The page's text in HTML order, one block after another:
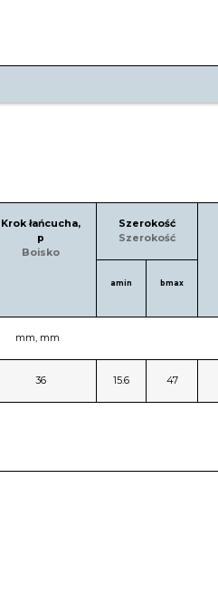
Krok łańcucha,
p
Boisko
Szerokość
Szerokość
amin bmax
mm, mm
36 15.6 47